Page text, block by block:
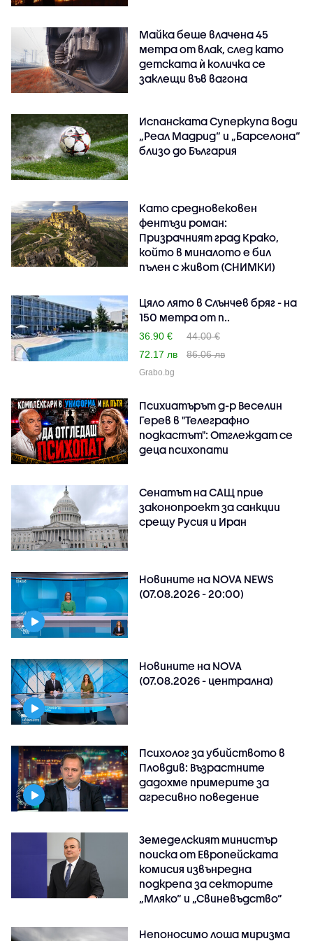
Майка беше влачена 45
метра от влак, след като
детската ѝ количка се
заклещи във вагона
Испанската Суперкупа води
„Реал Мадрид“ и „Барселона“
близо до България
Като средновековен
фентъзи роман:
Призрачният град Крако,
който в миналото е бил
пълен с живот (СНИМКИ)
Цяло лято в Слънчев бряг - на
150 метра от п..
36.90 €
44.00 €
72.17 лв
86.06 лв
Grabo.bg
Психиатърът д-р Веселин
Герев в "Телеграфно
подкастът": Отглеждат се
деца психопати
Сенатът на САЩ прие
законопроект за санкции
срещу Русия и Иран
Новините на NOVA NEWS
(07.08.2026 - 20:00)
Новините на NOVA
(07.08.2026 - централна)
Психолог за убийството в
Пловдив: Възрастните
дадохме примерите за
агресивно поведение
Земеделският министър
поиска от Европейската
комисия извънредна
подкрепа за секторите
„Мляко“ и „Свиневъдство“
Непоносимо лоша миризма